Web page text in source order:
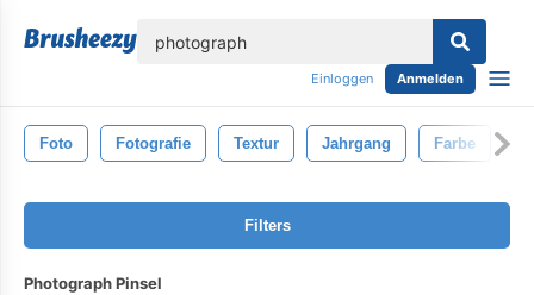
Einloggen Anmelden
Foto Fotografie Textur Jahrgang Farbe
Filters
Photograph Pinsel